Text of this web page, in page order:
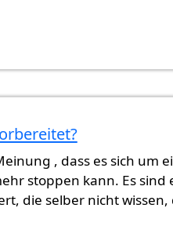
, dass es sich um
stoppen kann. Es sind
die selber nicht wissen,